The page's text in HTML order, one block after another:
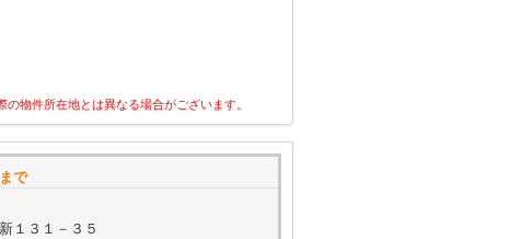
物件所在地とは異なる場合がございます。
で
１３１－３５